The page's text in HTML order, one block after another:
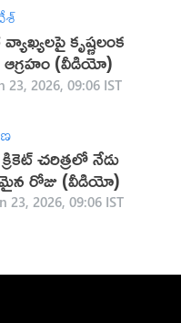
కృష్ణలంక
(వీడియో)
23, 2026, 09:06 IST
చరిత్రలో నేడు
రోజు (వీడియో)
23, 2026, 09:06 IST